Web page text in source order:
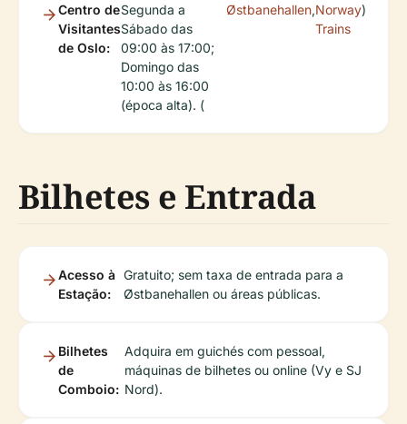
Centro de
Visitantes
de Oslo:
Segunda a
Sábado das
09:00 às 17:00;
Domingo das
10:00 às 16:00
(época alta). (
Østbanehallen,Norway
Trains
)
Bilhetes e Entrada
Acesso à
Estação:
Gratuito; sem taxa de entrada para a
Østbanehallen ou áreas públicas.
Bilhetes
de
Comboio:
Adquira em guichés com pessoal,
máquinas de bilhetes ou online (Vy e SJ
Nord).